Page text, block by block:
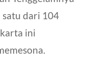
dari 104
ini